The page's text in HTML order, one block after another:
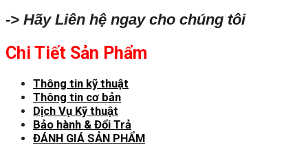
-> Hãy Liên hệ ngay cho chúng tôi
Chi Tiết Sản Phẩm
Thông tin kỹ thuật
Thông tin cơ bản
Dịch Vụ Kỹ thuật
Bảo hành & Đổi Trả
ĐÁNH GIÁ SẢN PHẨM